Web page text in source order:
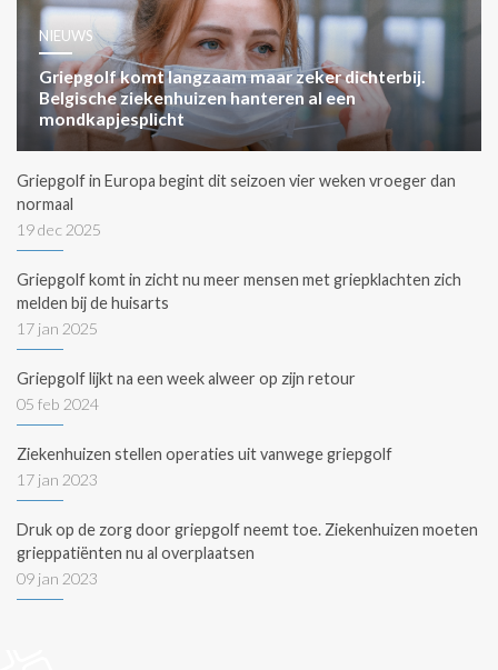
NIEUWS
Griepgolf komt langzaam maar zeker dichterbij.
Belgische ziekenhuizen hanteren al een
mondkapjesplicht
Griepgolf in Europa begint dit seizoen vier weken vroeger dan
normaal
19 dec 2025
Griepgolf komt in zicht nu meer mensen met griepklachten zich
melden bij de huisarts
17 jan 2025
Griepgolf lijkt na een week alweer op zijn retour
05 feb 2024
Ziekenhuizen stellen operaties uit vanwege griepgolf
17 jan 2023
Druk op de zorg door griepgolf neemt toe. Ziekenhuizen moeten
grieppatiënten nu al overplaatsen
09 jan 2023